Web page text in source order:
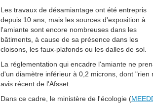
Les travaux de désamiantage ont été entrepris
depuis 10 ans, mais les sources d'exposition à
l'amiante sont encore nombreuses dans les
bâtiments, à cause de sa présence dans les
cloisons, les faux-plafonds ou les dalles de sol.
La réglementation qui encadre l'amiante ne
d'un diamètre inférieur à 0,2 microns, dont
avis récent de l'Afsset.
Dans ce cadre, le ministère de l'écologie (